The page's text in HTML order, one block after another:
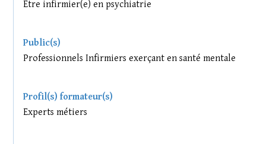
Être infirmier(e) en psychiatrie
Public(s)
Professionnels Infirmiers exerçant en santé mentale
Profil(s) formateur(s)
Experts métiers